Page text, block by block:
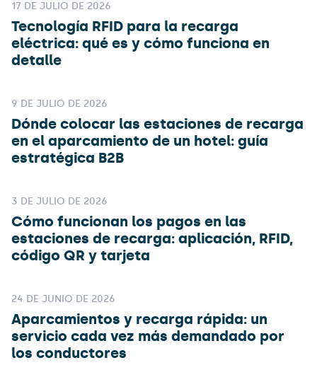
17 DE JULIO DE 2026
Tecnología RFID para la recarga
eléctrica: qué es y cómo funciona en
detalle
9 DE JULIO DE 2026
Dónde colocar las estaciones de recarga
en el aparcamiento de un hotel: guía
estratégica B2B
3 DE JULIO DE 2026
Cómo funcionan los pagos en las
estaciones de recarga: aplicación, RFID,
código QR y tarjeta
24 DE JUNIO DE 2026
Aparcamientos y recarga rápida: un
servicio cada vez más demandado por
los conductores